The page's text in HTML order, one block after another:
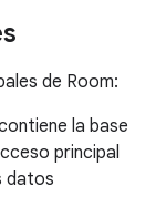
de Room:
la base
principal
datos